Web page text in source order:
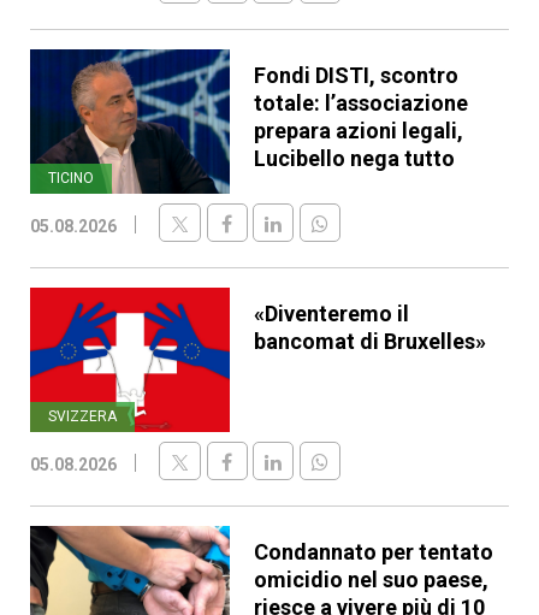
TICINO
Fondi DISTI, scontro
totale: l’associazione
prepara azioni legali,
Lucibello nega tutto
05.08.2026
SVIZZERA
«Diventeremo il
bancomat di Bruxelles»
05.08.2026
Condannato per tentato
omicidio nel suo paese,
riesce a vivere più di 10